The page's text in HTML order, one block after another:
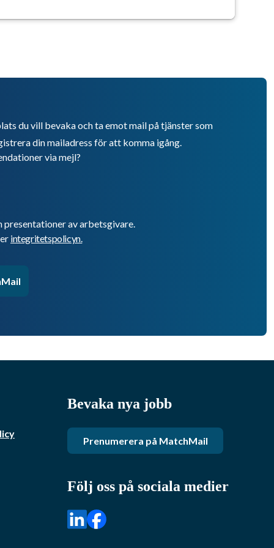
du vill bevaka och ta emot mail på tjänster som
din mailadress för att komma igång.
via mejl?
presentationer av arbetsgivare.
integritetspolicyn.
Bevaka nya jobb
Prenumerera på MatchMail
Följ oss på sociala medier